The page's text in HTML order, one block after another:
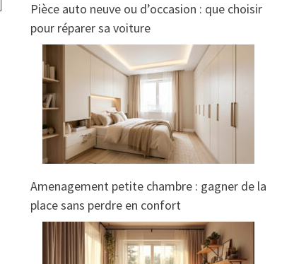
Pièce auto neuve ou d’occasion : que choisir
pour réparer sa voiture
Amenagement petite chambre : gagner de la
place sans perdre en confort